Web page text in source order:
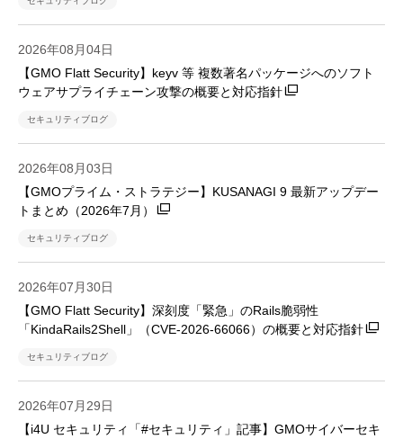
2026年08月04日
【GMO Flatt Security】keyv 等 複数著名パッケージへのソフト
ウェアサプライチェーン攻撃の概要と対応指針
セキュリティブログ
2026年08月03日
【GMOプライム・ストラテジー】KUSANAGI 9 最新アップデー
トまとめ（2026年7月）
セキュリティブログ
2026年07月30日
【GMO Flatt Security】深刻度「緊急」のRails脆弱性
「KindaRails2Shell」（CVE-2026-66066）の概要と対応指針
セキュリティブログ
2026年07月29日
【i4U セキュリティ「#セキュリティ」記事】GMOサイバーセキ